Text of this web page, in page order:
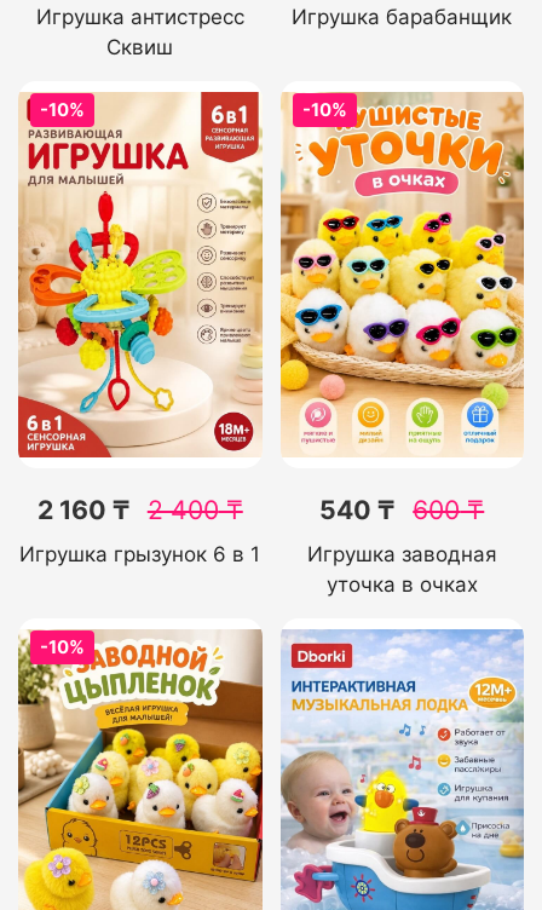
Игрушка антистресс
Сквиш
Игрушка барабанщик
-10%
2 160 ₸ 2 400₸
Игрушка грызунок 6 в 1
-10%
540 ₸ 600₸
Игрушка заводная
уточка в очках
-10%